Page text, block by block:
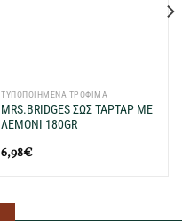
ΤΥΠΟΠΟΙΗΜΕΝΑ ΤΡΟΦΙΜΑ
MRS.BRIDGES ΣΩΣ ΤΑΡΤΑΡ ΜΕ
ΛΕΜΟΝΙ 180GR
6,98€